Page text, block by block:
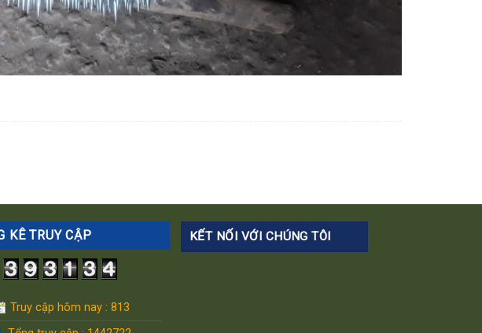
KÊ TRUY CẬP
Truy cập hôm nay : 813
KẾT NỐI VỚI CHÚNG TÔI